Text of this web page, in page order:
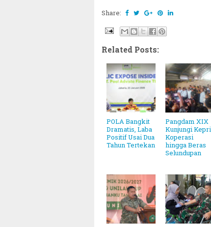
Share:
Related Posts:
POLA Bangkit
Dramatis, Laba
Positif Usai Dua
Tahun Tertekan
Pangdam XIX
Kunjungi Kepri,
Koperasi
hingga Beras
Selundupan